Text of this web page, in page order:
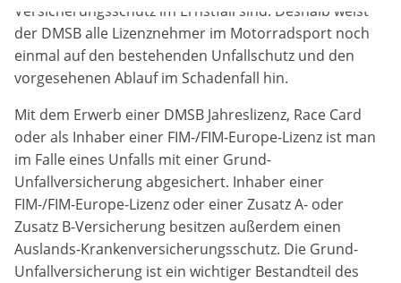
Versicherungsschutz im Ernstfall sind. Deshalb weist
der DMSB alle Lizenznehmer im Motorradsport noch
einmal auf den bestehenden Unfallschutz und den
vorgesehenen Ablauf im Schadenfall hin.
Mit dem Erwerb einer DMSB Jahreslizenz, Race Card
oder als Inhaber einer FIM-/FIM-Europe-Lizenz ist man
im Falle eines Unfalls mit einer Grund-
Unfallversicherung abgesichert. Inhaber einer
FIM-/FIM-Europe-Lizenz oder einer Zusatz A- oder
Zusatz B-Versicherung besitzen außerdem einen
Auslands-Krankenversicherungsschutz. Die Grund-
Unfallversicherung ist ein wichtiger Bestandteil des
Notwendige Cookies ermöglichen die Kernfunktionalität
einer Website. Sie helfen dabei, die Website nutzbar zu
machen, indem sie grundlegende Funktionen
ermöglichen. Ohne diese Cookies kann die Website nicht
richtig funktionieren.
Background Image
Name:
gw-cookie-bgimage
DMSB